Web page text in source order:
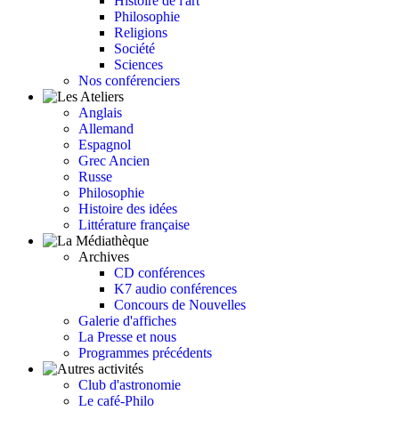
Philosophie
Religions
Société
Sciences
Nos conférenciers
Anglais
Allemand
Espagnol
Grec Ancien
Russe
Philosophie
Histoire des idées
Littérature française
Archives
CD conférences
K7 audio conférences
Concours de Nouvelles
Galerie d'affiches
La Presse et nous
Programmes précédents
Club d'astronomie
Le café-Philo